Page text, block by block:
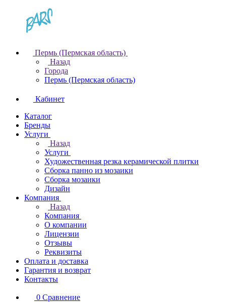
Пермь (Пермская область)
Назад
Города
Пермь (Пермская область)
Кабинет
Каталог
Бренды
Услуги
Назад
Услуги
Художественная резка керамической плитки
Сборка панно из мозаики
Сборка мозаики
Дизайн
Компания
Назад
Компания
О компании
Лицензии
Отзывы
Реквизиты
Оплата и доставка
Гарантия и возврат
Контакты
0 Сравнение